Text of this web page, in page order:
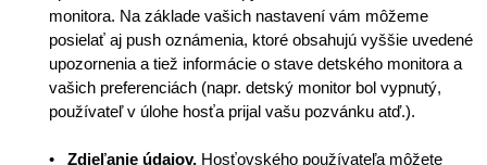
monitora. Na základe vašich nastavení vám môžeme
posielať aj push oznámenia, ktoré obsahujú vyššie uvedené
upozornenia a tiež informácie o stave detského monitora a
vašich preferenciách (napr. detský monitor bol vypnutý,
používateľ v úlohe hosťa prijal vašu pozvánku atď.).
•Zdieľanie údajov. Hosťovského používateľa môžete